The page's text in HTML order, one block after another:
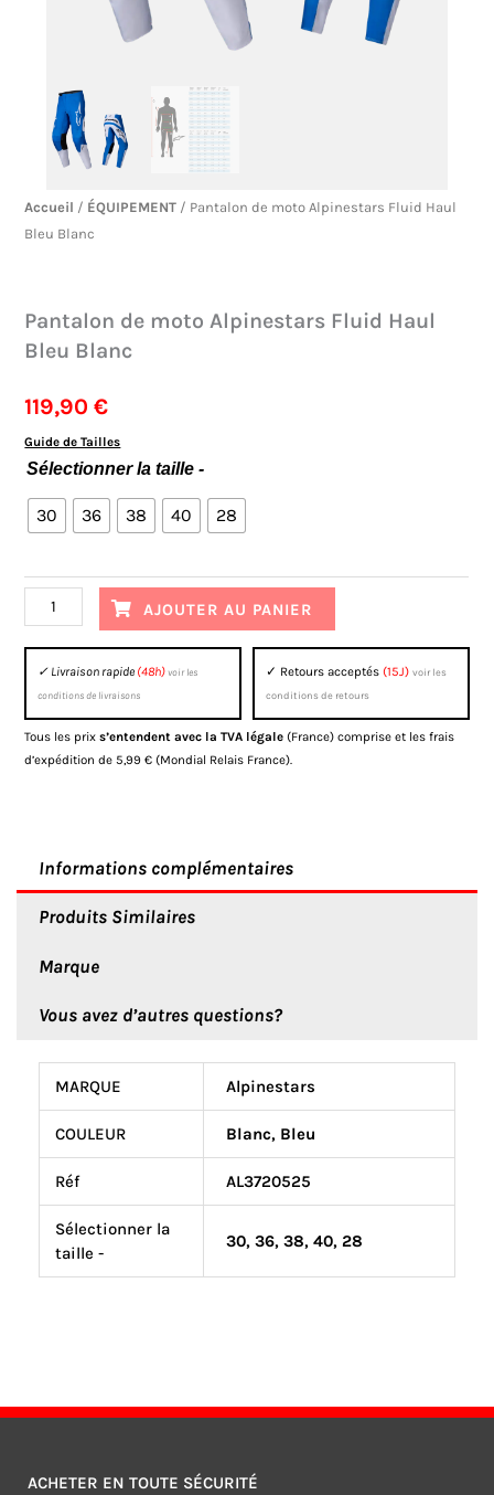
Accueil / ÉQUIPEMENT / Pantalon de moto Alpinestars Fluid Haul
Bleu Blanc
Pantalon de moto Alpinestars Fluid Haul
Bleu Blanc
119,90€
Guide de Tailles
Sélectionner la taille -
30 36 38 40 28
quantité
de
Pantalon
moto
Alpinestars
Fluid
Haul
Bleu
Blanc
AJOUTER AU PANIER
✓ Livraison rapide (48h)voir les
conditions de livraisons
✓ Retours acceptés (15J) voir les
conditions de retours
Tous les prixs’entendent avec la TVA légale (France) comprise et les frais
d’expédition de 5,99 € (Mondial Relais France).
Informations complémentaires
Produits Similaires
Marque
Vous avez d’autres questions?
MARQUE Alpinestars
COULEUR Blanc, Bleu
Réf AL3720525
Sélectionner la
taille -
30,36,38,40, 28
ACHETER EN TOUTE SÉCURITÉ